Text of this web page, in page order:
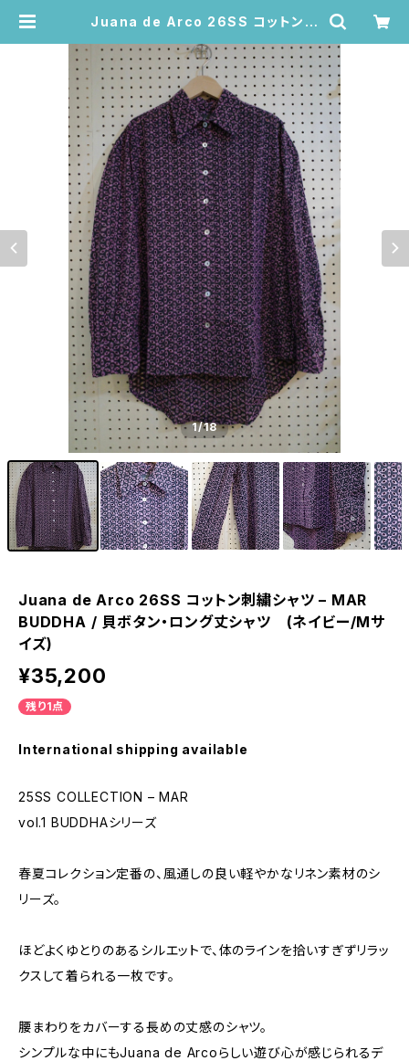
Juana de Arco 26SS コットン刺
ン・ロング丈シャツ (ネイビー/Mサ
イズ) | Juana de Arco
1/18
Juana de Arco 26SS コットン刺繍シャツ – MAR
BUDDHA / 貝ボタン・ロング丈シャツ (ネイビー/Mサ
イズ)
¥35,200
残り1点
International shipping available
25SS COLLECTION – MAR
vol.1 BUDDHAシリーズ
春夏コレクション定番の、風通しの良い軽やかなリネン素材のシ
リーズ。
ほどよくゆとりのあるシルエットで、体のラインを拾いすぎずリラッ
クスして着られる一枚です。
腰まわりをカバーする長めの丈感のシャツ。
シンプルな中にもJuana de Arcoらしい遊び心が感じられるデ